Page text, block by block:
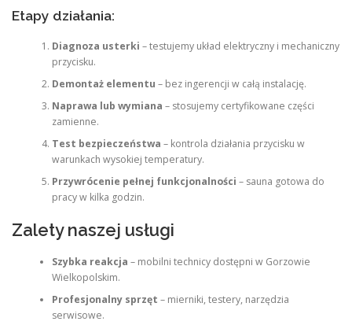
Etapy działania:
Diagnoza usterki – testujemy układ elektryczny i mechaniczny
przycisku.
Demontaż elementu – bez ingerencji w całą instalację.
Naprawa lub wymiana – stosujemy certyfikowane części
zamienne.
Test bezpieczeństwa – kontrola działania przycisku w
warunkach wysokiej temperatury.
Przywrócenie pełnej funkcjonalności – sauna gotowa do
pracy w kilka godzin.
Zalety naszej usługi
Szybka reakcja – mobilni technicy dostępni w Gorzowie
Wielkopolskim.
Profesjonalny sprzęt – mierniki, testery, narzędzia
serwisowe.